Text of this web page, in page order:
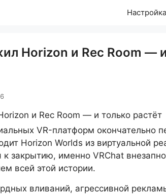
Настройка
Horizon и Rec Room —
VR-платформ окончательно
Horizon Worlds из виртуальной
к закрытию, именно VRChat
всей этой истории.
вливаний, агрессивной